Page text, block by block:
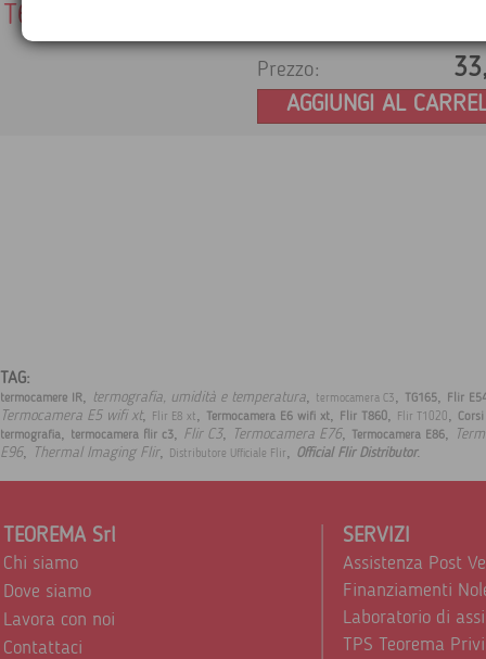
T6XX, T8XX, T10XX
Prezzo:
AGGIUNGI AL
TAG:
termocamere IR, termografia, umidità e temperatura, termocamera C3, TG165, Flir
Termocamera E5 wifi xt, Flir E8 xt, Termocamera E6 wifi xt, Flir T860, Flir T1020, Corsi
termografia, termocamera flir c3, Flir C3, Termocamera E76, Termocamera E86,
E96, Thermal Imaging Flir, Distributore Ufficiale Flir, Official Flir Distributor.
TEOREMA Srl
Chi siamo
Dove siamo
Lavora con noi
Contattaci
SERVIZI
Assistenza Post
Finanziamenti
Laboratorio di
TPS Teorema